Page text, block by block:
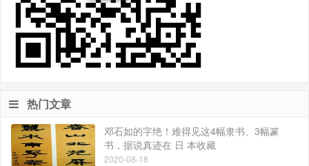
热门文章
邓石如的字绝！难得见这4幅隶书、3幅篆
书，据说真迹在 日 本收藏
2020-08-18